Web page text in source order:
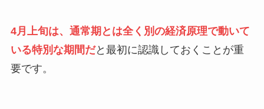
4月上旬は、通常期とは全く別の経済原理で動いて
いる特別な期間だと最初に認識しておくことが重
要です。